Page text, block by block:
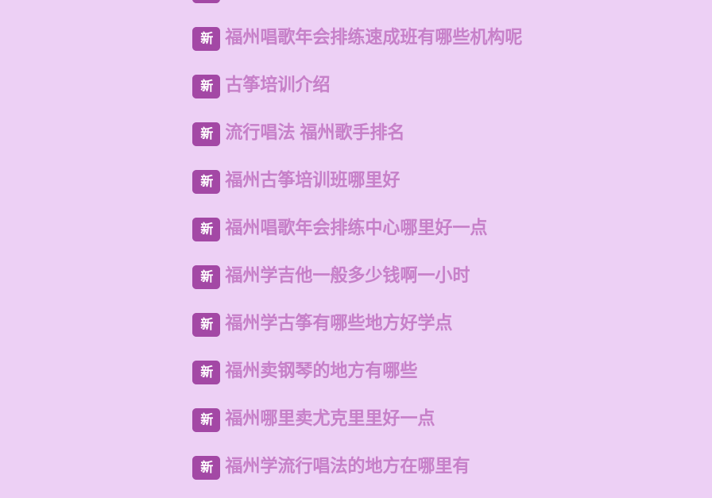
新 福州唱歌年会排练速成班有哪些机构呢
新 古筝培训介绍
新 流行唱法 福州歌手排名
新 福州古筝培训班哪里好
新 福州唱歌年会排练中心哪里好一点
新 福州学吉他一般多少钱啊一小时
新 福州学古筝有哪些地方好学点
新 福州卖钢琴的地方有哪些
新 福州哪里卖尤克里里好一点
新 福州学流行唱法的地方在哪里有